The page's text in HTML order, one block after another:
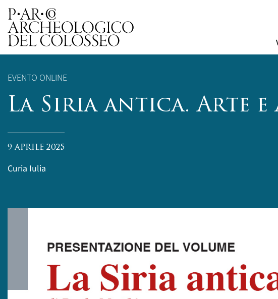
Parco Archeologico del
EVENTO ONLINE
La Siria antica. Arte
9 APRILE 2025
Curia Iulia